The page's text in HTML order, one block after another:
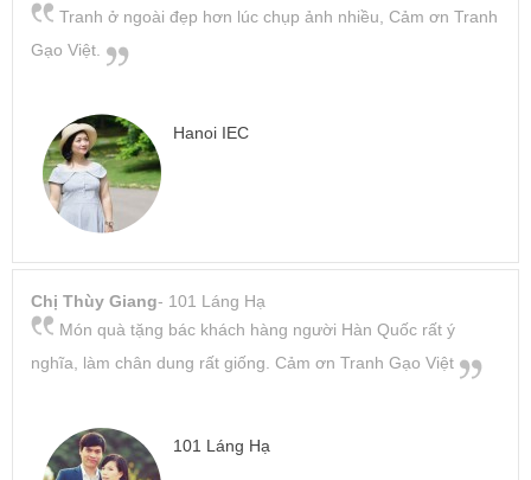
Tranh ở ngoài đẹp hơn lúc chụp ảnh nhiều, Cảm ơn Tranh
Gạo Việt.
Hanoi IEC
Chị Thùy Giang- 101 Láng Hạ
Món quà tặng bác khách hàng người Hàn Quốc rất ý
nghĩa, làm chân dung rất giống. Cảm ơn Tranh Gạo Việt
101 Láng Hạ